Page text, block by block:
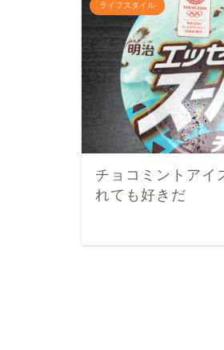
ライフスタイル
チョコミントアイ
れても好きだ